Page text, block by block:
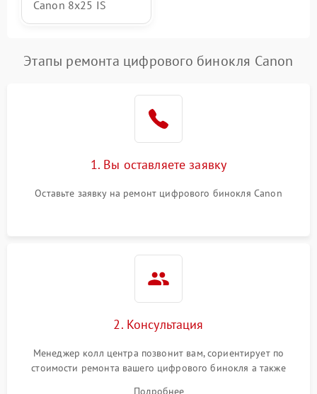
Canon 8x25 IS
Этапы ремонта цифрового бинокля Canon
1. Вы оставляете заявку
Оставьте заявку на ремонт цифрового бинокля Canon
2. Консультация
Менеджер колл центра позвонит вам, сориентирует по
стоимости ремонта вашего цифрового бинокля а также
Подробнее